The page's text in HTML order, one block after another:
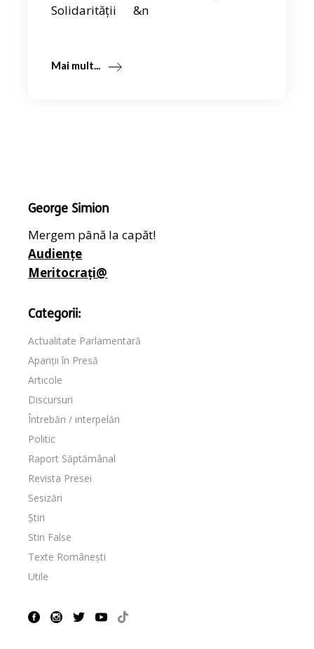
Solidarității &n
Mai mult...
George Simion
Mergem până la capăt!
Audiențe
Meritocrați@
Categorii:
Actualitate Parlamentară
Apariții în Presă
Articole
Discursuri
Întrebări / interpelări
Politic
Raport Săptămânal
Revista Presei
Sesizări
Știri
Stiri False
Texte Românești
Utile